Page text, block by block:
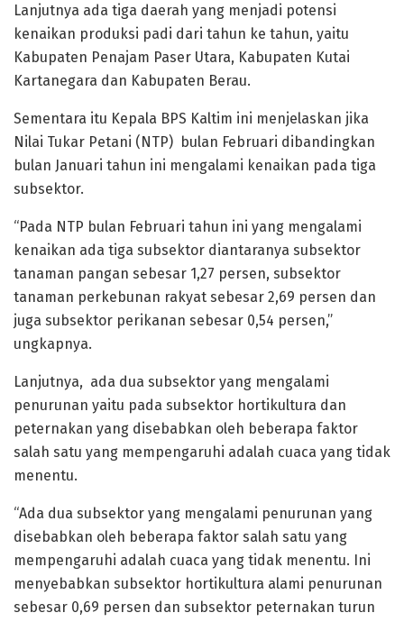
Lanjutnya ada tiga daerah yang menjadi potensi
kenaikan produksi padi dari tahun ke tahun, yaitu
Kabupaten Penajam Paser Utara, Kabupaten Kutai
Kartanegara dan Kabupaten Berau.
Sementara itu Kepala BPS Kaltim ini menjelaskan jika
Nilai Tukar Petani (NTP) bulan Februari dibandingkan
bulan Januari tahun ini mengalami kenaikan pada tiga
subsektor.
“Pada NTP bulan Februari tahun ini yang mengalami
kenaikan ada tiga subsektor diantaranya subsektor
tanaman pangan sebesar 1,27 persen, subsektor
tanaman perkebunan rakyat sebesar 2,69 persen dan
juga subsektor perikanan sebesar 0,54 persen,”
ungkapnya.
Lanjutnya, ada dua subsektor yang mengalami
penurunan yaitu pada subsektor hortikultura dan
peternakan yang disebabkan oleh beberapa faktor
salah satu yang mempengaruhi adalah cuaca yang tidak
menentu.
“Ada dua subsektor yang mengalami penurunan yang
disebabkan oleh beberapa faktor salah satu yang
mempengaruhi adalah cuaca yang tidak menentu. Ini
menyebabkan subsektor hortikultura alami penurunan
sebesar 0,69 persen dan subsektor peternakan turun